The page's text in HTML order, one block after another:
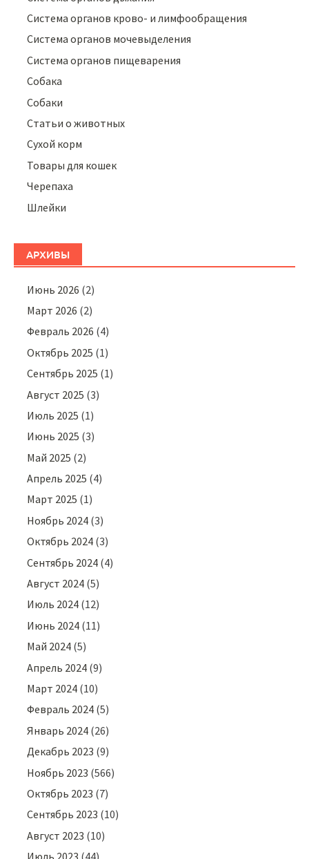
Система органов крово- и лимфообращения
Система органов мочевыделения
Система органов пищеварения
Собака
Собаки
Статьи о животных
Сухой корм
Товары для кошек
Черепаха
Шлейки
АРХИВЫ
Июнь 2026 (2)
Март 2026 (2)
Февраль 2026 (4)
Октябрь 2025 (1)
Сентябрь 2025 (1)
Август 2025 (3)
Июль 2025 (1)
Июнь 2025 (3)
Май 2025 (2)
Апрель 2025 (4)
Март 2025 (1)
Ноябрь 2024 (3)
Октябрь 2024 (3)
Сентябрь 2024 (4)
Август 2024 (5)
Июль 2024 (12)
Июнь 2024 (11)
Май 2024 (5)
Апрель 2024 (9)
Март 2024 (10)
Февраль 2024 (5)
Январь 2024 (26)
Декабрь 2023 (9)
Ноябрь 2023 (566)
Октябрь 2023 (7)
Сентябрь 2023 (10)
Август 2023 (10)